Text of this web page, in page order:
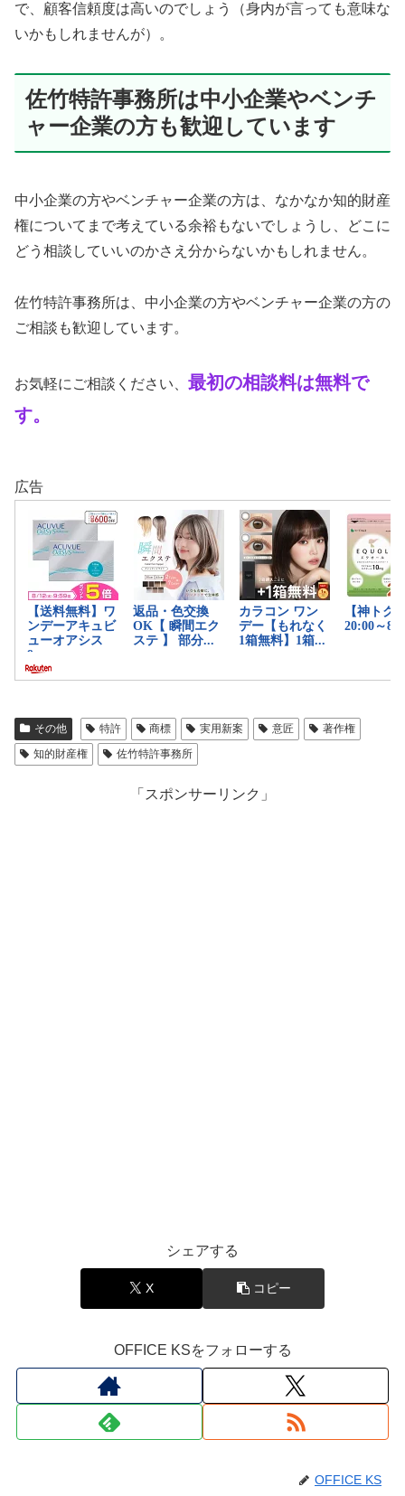
で、顧客信頼度は高いのでしょう（身内が言っても意味な
いかもしれませんが）。
佐竹特許事務所は中小企業やベンチ
ャー企業の方も歓迎しています
中小企業の方やベンチャー企業の方は、なかなか知的財産
権についてまで考えている余裕もないでしょうし、どこに
どう相談していいのかさえ分からないかもしれません。
佐竹特許事務所は、中小企業の方やベンチャー企業の方の
ご相談も歓迎しています。
お気軽にご相談ください、 最初の相談料は無料で
す。
広告
その他 特許 商標 実用新案 意匠
著作権
知的財産権
佐竹特許事務所
「スポンサーリンク」
シェアする
X コピー
OFFICE KSをフォローする
OFFICE KS